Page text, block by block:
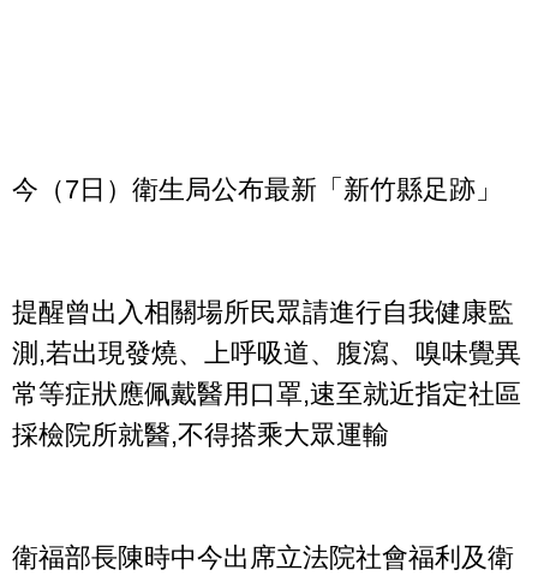
今（7日）衛生局公布最新「新竹縣足跡」
提醒曾出入相關場所民眾請進行自我健康監
測,若出現發燒、上呼吸道、腹瀉、嗅味覺異
常等症狀應佩戴醫用口罩,速至就近指定社區
採檢院所就醫,不得搭乘大眾運輸
衛福部長陳時中今出席立法院社會福利及衛